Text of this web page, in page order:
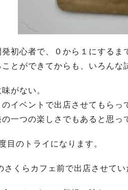
初心者で、０から１にするま
とができてからも、いろんな
がない。
イベントで出店させてもらっ
一つの楽しさでもあると思っ
目のトライになります。
さくらカフェ前で出店させてい